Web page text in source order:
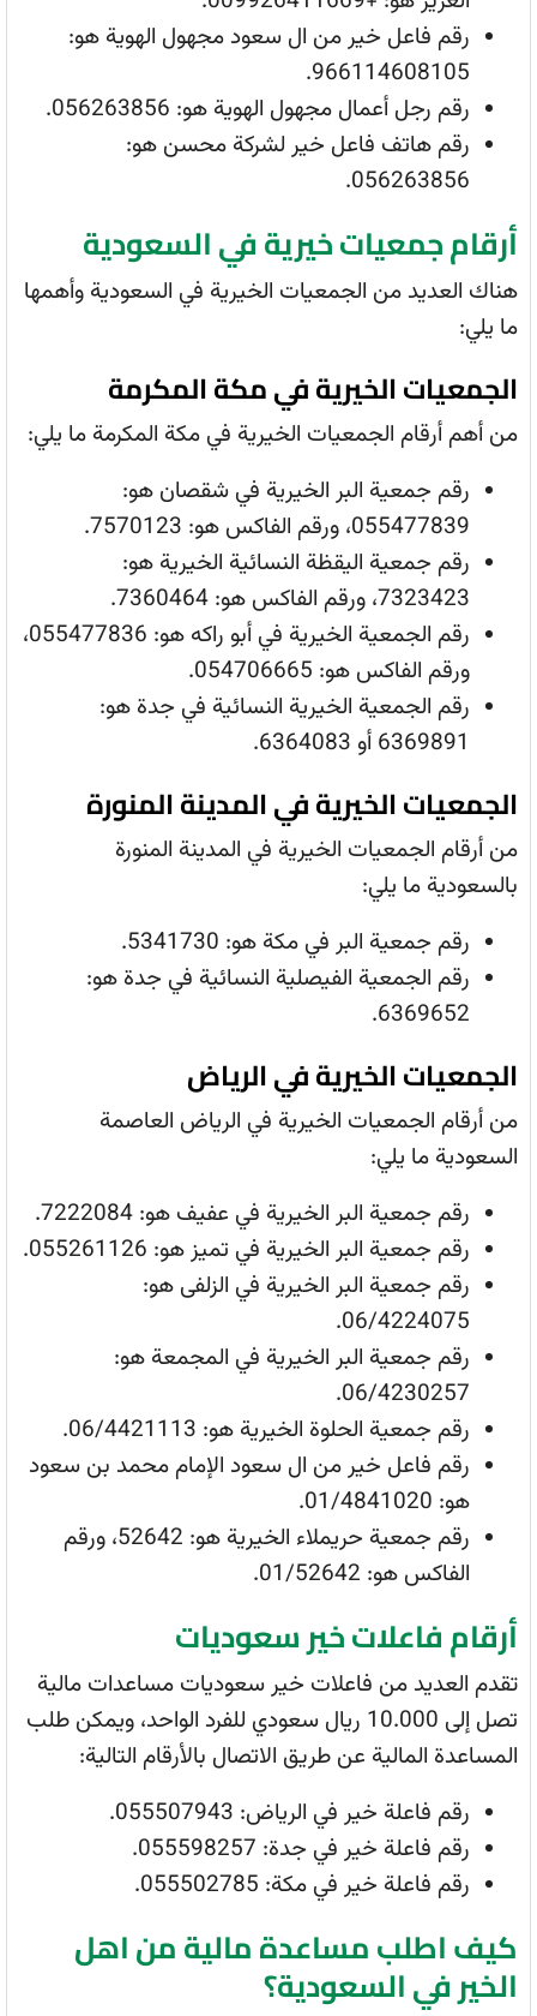
رقم فاعل خير من ال سعود مجهول الهوية هو:
966114608105.
رقم رجل أعمال مجهول الهوية هو: 056263856.
رقم هاتف فاعل خير لشركة محسن هو:
056263856.
أرقام جمعيات خيرية في السعودية
هناك العديد من الجمعيات الخيرية في السعودية وأهمها
ما يلي:
الجمعيات الخيرية في مكة المكرمة
من أهم أرقام الجمعيات الخيرية في مكة المكرمة ما يلي:
رقم جمعية البر الخيرية في شقصان هو:
055477839، ورقم الفاكس هو: 7570123.
رقم جمعية اليقظة النسائية الخيرية هو:
7323423، ورقم الفاكس هو: 7360464.
رقم الجمعية الخيرية في أبو راكه هو: 055477836،
ورقم الفاكس هو: 054706665.
رقم الجمعية الخيرية النسائية في جدة هو:
6369891 أو 6364083.
الجمعيات الخيرية في المدينة المنورة
من أرقام الجمعيات الخيرية في المدينة المنورة
بالسعودية ما يلي:
رقم جمعية البر في مكة هو: 5341730.
رقم الجمعية الفيصلية النسائية في جدة هو:
6369652.
الجمعيات الخيرية في الرياض
من أرقام الجمعيات الخيرية في الرياض العاصمة
السعودية ما يلي:
رقم جمعية البر الخيرية في عفيف هو: 7222084.
رقم جمعية البر الخيرية في تميز هو: 055261126.
رقم جمعية البر الخيرية في الزلفى هو:
06/4224075.
رقم جمعية البر الخيرية في المجمعة هو:
06/4230257.
رقم جمعية الحلوة الخيرية هو: 06/4421113.
رقم فاعل خير من ال سعود الإمام محمد بن سعود
هو: 01/4841020.
رقم جمعية حريملاء الخيرية هو: 52642، ورقم
الفاكس هو: 01/52642.
أرقام فاعلات خير سعوديات
تقدم العديد من فاعلات خير سعوديات مساعدات مالية
تصل إلى 10.000 ريال سعودي للفرد الواحد، ويمكن طلب
المساعدة المالية عن طريق الاتصال بالأرقام التالية:
رقم فاعلة خير في الرياض: 055507943.
رقم فاعلة خير في جدة: 055598257.
رقم فاعلة خير في مكة: 055502785.
كيف اطلب مساعدة مالية من اهل
الخير في السعودية؟